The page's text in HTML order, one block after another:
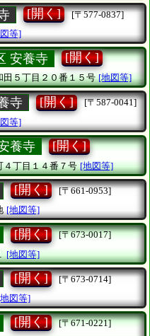
[開く]
[〒577-0837]
等]
安養寺 [開く]
５丁目２０番１５号 [地図等]
寺 [開く]
[〒587-0041]
等]
養寺 [開く]
丁目１４番７号 [地図等]
[開く]
[〒661-0953]
[地図等]
[開く]
[〒673-0017]
[地図等]
[開く]
[〒673-0714]
図等]
[開く]
[〒671-0221]